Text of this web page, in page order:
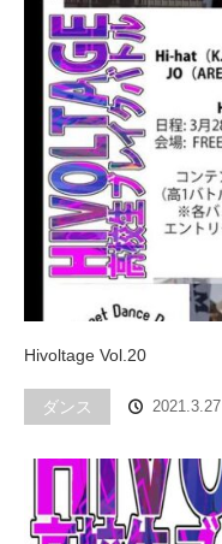
Hivoltage Vol.20
ダンス 2021.3.27